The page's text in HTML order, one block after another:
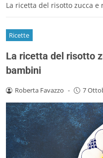
La ricetta del risotto zucca
Ricette
La ricetta del risotto
bambini
Roberta Favazzo - 7